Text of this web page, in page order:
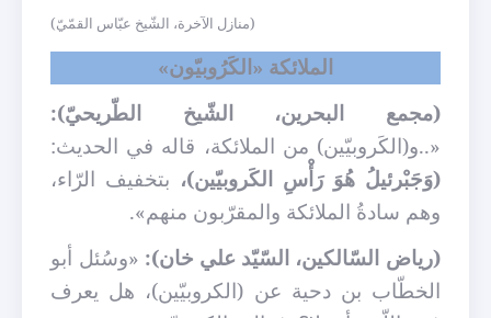
(منازل الآخرة، الشّيخ عبّاس القمّيّ)
الملائكة «الكَرُوبيّون»
(مجمع البحرين، الشّيخ الطّريحيّ):
«..و(الكَروبيّين) من الملائكة، قاله في الحديث:
(وَجَبْرئيلُ هُوَ رَأْسِ الكَروبيّين)، بتخفيف الرّاء،
وهم سادةُ الملائكة والمقرّبون منهم».
(رياض السّالكين، السّيّد علي خان): «وسُئل أبو
الخطّاب بن دحية عن (الكروبيّين)، هل يعرف